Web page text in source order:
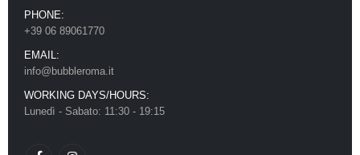
PHONE:
+39 06 89061770
EMAIL:
info@bubbleroma.it
WORKING DAYS/HOURS:
Lunedì - Sabato: 11:30 - 19:15